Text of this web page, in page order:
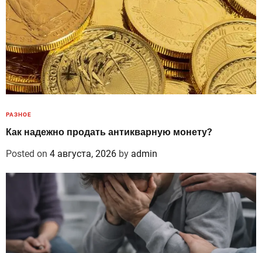
РАЗНОЕ
Как надежно продать антикварную монету?
Posted on 4 августа, 2026 by admin